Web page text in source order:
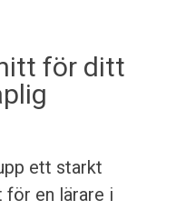
för ditt
ett starkt
för en lärare i